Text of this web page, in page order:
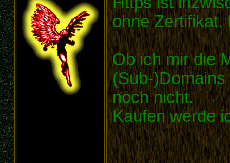
ohne Zertifikat.
Ob ich mir die
(Sub-
noch nicht.
Kaufen werde